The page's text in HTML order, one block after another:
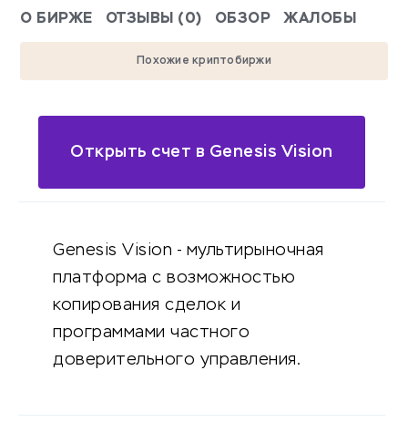
О БИРЖЕ ОТЗЫВЫ (0) ОБЗОР ЖАЛОБЫ
Похожие криптобиржи
Открыть счет в Genesis Vision
Genesis Vision - мультирыночная
платформа с возможностью
копирования сделок и
программами частного
доверительного управления.